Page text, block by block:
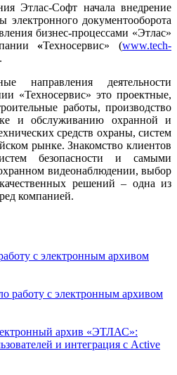
Этлас-Софт начала внедрение
электронного документооборота
бизнес-процессами «Этлас»
«Техносервис» (www.tech-
направления деятельности
«Техносервис» это проектные,
работы, производство
и обслуживанию охранной и
средств охраны, систем
рынке. Знакомство клиентов
безопасности и самыми
видеонаблюдении, выбор
решений – одна из
компанией.
с электронным архивом
с электронным архивом
архив «ЭТЛАС»:
и интеграция с Active